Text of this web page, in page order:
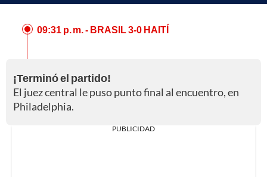
09:31 p. m. - BRASIL 3-0 HAITÍ
¡Terminó el partido!
El juez central le puso punto final al encuentro, en
Philadelphia.
PUBLICIDAD